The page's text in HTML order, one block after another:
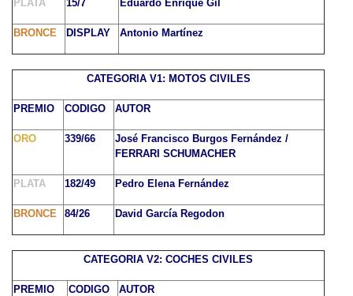
PLATA 15/7 Eduardo Enrique Gil
BRONCE DISPLAY Antonio Martínez
CATEGORIA V1: MOTOS CIVILES
PREMIO CODIGO AUTOR
ORO 339/66
José Francisco Burgos Fernández /
FERRARI SCHUMACHER
PLATA 182/49 Pedro Elena Fernández
BRONCE 84/26 David García Regodon
CATEGORIA V2: COCHES CIVILES
PREMIO CODIGO AUTOR